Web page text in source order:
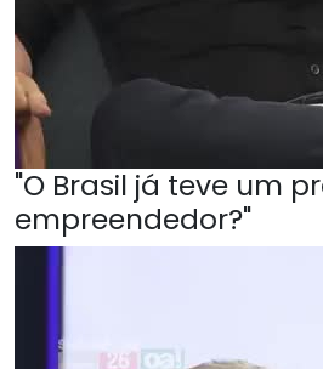
"O Brasil já teve um
empreendedor?"